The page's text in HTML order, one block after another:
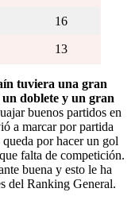
16
13
tuviera una gran
un doblete y un gran
buenos partidos en
a marcar por partida
por hacer un gol
falta de competición.
buena y esto le ha
del Ranking General.